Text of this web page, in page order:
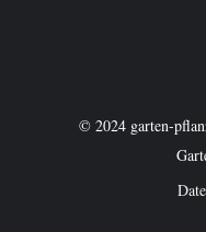
© 2024 garten-